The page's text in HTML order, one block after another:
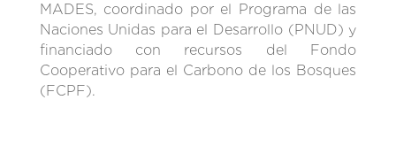
MADES, coordinado por el Programa de las
Naciones Unidas para el Desarrollo (PNUD) y
financiado con recursos del Fondo
Cooperativo para el Carbono de los Bosques
(FCPF).